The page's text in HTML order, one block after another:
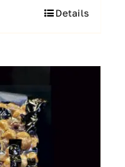
Details